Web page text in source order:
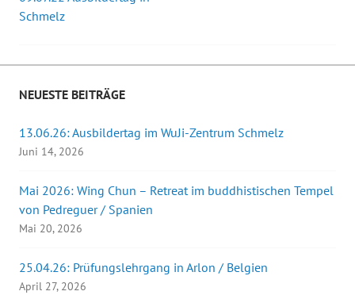
Schmelz
NEUESTE BEITRÄGE
13.06.26: Ausbildertag im WuJi-Zentrum Schmelz
Juni 14, 2026
Mai 2026: Wing Chun – Retreat im buddhistischen Tempel
von Pedreguer / Spanien
Mai 20, 2026
25.04.26: Prüfungslehrgang in Arlon / Belgien
April 27, 2026